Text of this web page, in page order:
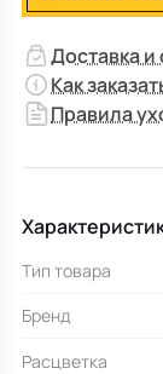
Доставка и
Как
Правила
Тип товара
Бренд
Расцветка